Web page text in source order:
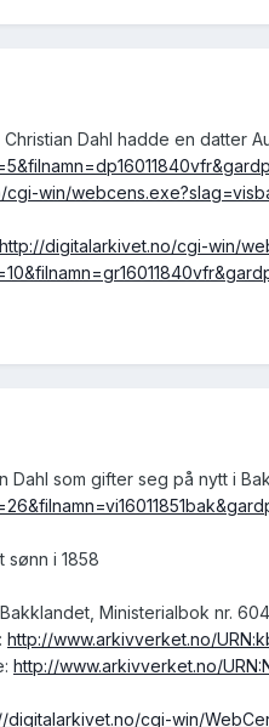
Dahl hadde en datter
win/
http://digitalarkivet.no/cgi-win/
som gifter seg på nytt i
i 1858
Ministerialbok nr.
http://www.arkivverket.no/
http://www.arkivverket.no/
digitalarkivet.no/cgi-win/